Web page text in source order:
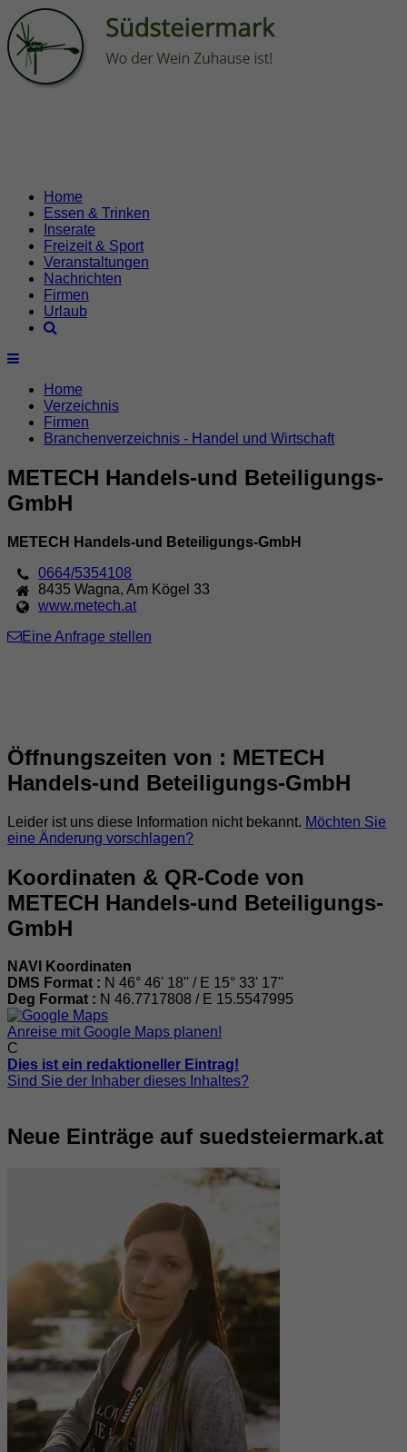
Home
Essen & Trinken
Inserate
Freizeit & Sport
Veranstaltungen
Nachrichten
Firmen
Urlaub
Home
Verzeichnis
Firmen
Branchenverzeichnis - Handel und Wirtschaft
METECH Handels-und Beteiligungs-
GmbH
METECH Handels-und Beteiligungs-GmbH
0664/5354108
8435 Wagna,Am Kögel 33
www.metech.at
Eine Anfrage stellen
Öffnungszeiten von : METECH
Handels-und Beteiligungs-GmbH
Leider ist uns diese Information nicht bekannt. Möchten Sie
eine Änderung vorschlagen?
Koordinaten & QR-Code von
METECH Handels-und Beteiligungs-
GmbH
NAVI Koordinaten
DMS Format : N 46° 46' 18'' / E 15° 33' 17''
Deg Format : N 46.7717808 / E 15.5547995
Anreise mit Google Maps planen!
C
Dies ist ein redaktioneller Eintrag!
Sind Sie der Inhaber dieses Inhaltes?
Neue Einträge auf suedsteiermark.at